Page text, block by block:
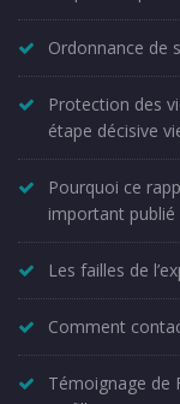
Ordonnance de
Protection des
étape décisive
Pourquoi ce
important publié
Les failles de
Comment
Témoignage de